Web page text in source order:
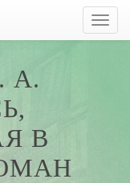
А.
В